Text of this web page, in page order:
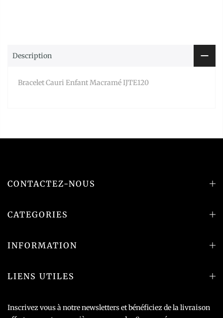
Description
Bracelet Cauri Enfant Macramé IJTE120
CONTACTEZ-NOUS
CATEGORIES
INFORMATION
LIENS UTILES
Inscrivez vous à notre newsletters et bénéficiez de la livraison